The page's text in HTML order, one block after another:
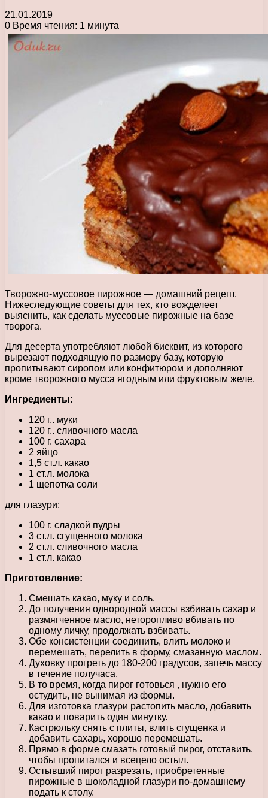
21.01.2019
0 Время чтения: 1 минута
Творожно-муссовое пирожное — домашний рецепт.
Нижеследующие советы для тех, кто вожделеет
выяснить, как сделать муссовые пирожные на базе
творога.
Для десерта употребляют любой бисквит, из которого
вырезают подходящую по размеру базу, которую
пропитывают сиропом или конфитюром и дополняют
кроме творожного мусса ягодным или фруктовым желе.
Ингредиенты:
120 г.. муки
120 г.. сливочного масла
100 г. сахара
2 яйцо
1,5 ст.л. какао
1 ст.л. молока
1 щепотка соли
для глазури:
100 г. сладкой пудры
3 ст.л. сгущенного молока
2 ст.л. сливочного масла
1 ст.л. какао
Приготовление:
Смешать какао, муку и соль.
До получения однородной массы взбивать сахар и
размягченное масло, неторопливо вбивать по
одному яичку, продолжать взбивать.
Обе консистенции соединить, влить молоко и
перемешать, перелить в форму, смазанную маслом.
Духовку прогреть до 180-200 градусов, запечь массу
в течение получаса.
В то время, когда пирог готовься , нужно его
остудить, не вынимая из формы.
Для изготовка глазури растопить масло, добавить
какао и поварить один минутку.
Кастрюльку снять с плиты, влить сгущенка и
добавить сахарь, хорошо перемешать.
Прямо в форме смазать готовый пирог, отставить.
чтобы пропитался и всецело остыл.
Остывший пирог разрезать, приобретенные
пирожные в шоколадной глазури по-домашнему
подать к столу.